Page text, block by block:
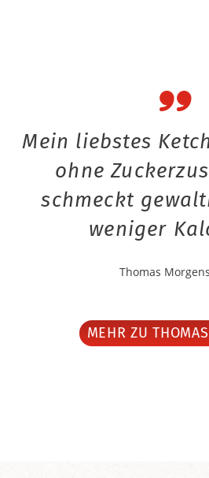
Mein liebstes
ohne
schmeckt
weniger
Thomas
MEHR ZU